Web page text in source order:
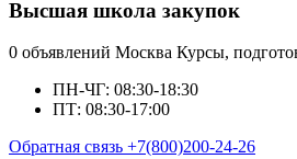
Высшая школа закупок
0 объявлений Москва Курсы,
ПН-ЧГ: 08:30-18:30
ПТ: 08:30-17:00
Обратная связь +7(800)200-24-26